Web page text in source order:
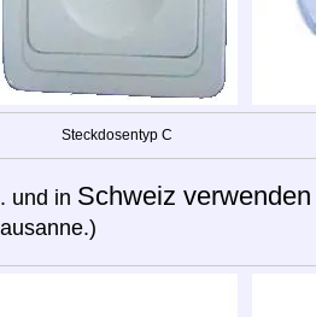
Steckdosentyp C
und in Schweiz verwenden